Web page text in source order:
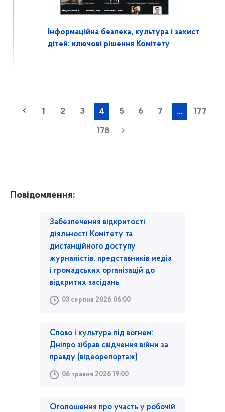
Інформаційна безпека, культура і захист
дітей: ключові рішення Комітету
1 2 3 4 5 6 7 ... 177
178
Повідомлення:
Забезпечення відкритості
діяльності Комітету та
дистанційного доступу
журналістів, представників медіа
і громадських організацій до
відкритих засідань
03 серпня 2026 06:00
Слово і культура під вогнем:
Дніпро зібрав свідчення війни за
правду (відеорепортаж)
06 травня 2026 19:00
Оголошення про участь у робочій